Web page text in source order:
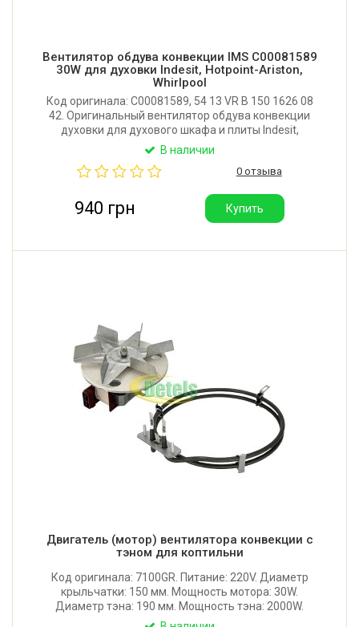
Вентилятор обдува конвекции IMS C00081589
30W для духовки Indesit, Hotpoint-Ariston,
Whirlpool
Код оригинала: C00081589, 54 13 VR B 150 1626 08
42. Оригинальный вентилятор обдува конвекции
духовки для духового шкафа и плиты Indesit,
Ariston, Hotpoint-Ariston, Whirlpool. Мощность: 30W.
В наличии
0 отзыва
940 грн Купить
Двигатель (мотор) вентилятора конвекции с
тэном для коптильни
Код оригинала: 7100GR. Питание: 220V. Диаметр
крыльчатки: 150 мм. Мощность мотора: 30W.
Диаметр тэна: 190 мм. Мощность тэна: 2000W.
Производитель мотора: I.M.S. srl (Италия).